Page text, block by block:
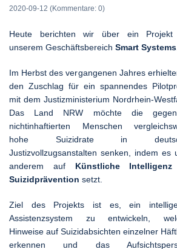
2020-09-12 (Kommentare: 0)
Heute berichten wir über ein Projekt
unserem Geschäftsbereich Smart Systems
Im Herbst des vergangenen Jahres
den Zuschlag für ein spannendes
mit dem Justizministerium Nordrhein-
Das Land NRW möchte die
nichtinhaftierten Menschen
hohe Suizidrate in
Justizvollzugsanstalten senken, indem es
anderem auf Künstliche
Suizidprävention setzt.
Ziel des Projekts ist es, ein
Assistenzsystem zu entwickeln,
Hinweise auf Suizidabsichten einzelner
erkennen und das